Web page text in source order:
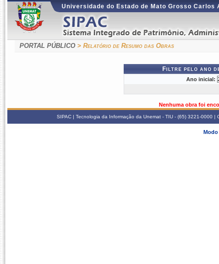
Universidade do Estado de Mato Grosso Carlos
PORTAL PÚBLICO > Relatório de Resumo das Obras
Filtre pelo ano
Ano inicial:
Nenhuma obra foi
SIPAC | Tecnologia da Informação da Unemat - TIU - (65) 3221-0000
Modo